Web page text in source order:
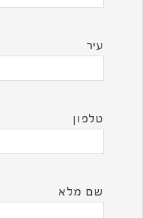
עיר
טלפון
שם מלא